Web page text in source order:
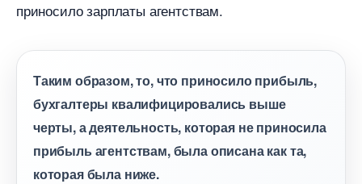
приносило зарплаты агентствам.
Таким образом, то, что приносило прибыль,
ухгалтеры квалифицировались выше
черты, а деятельность, которая не приносила
прибыль агентствам, была описана как та,
которая была ниже.